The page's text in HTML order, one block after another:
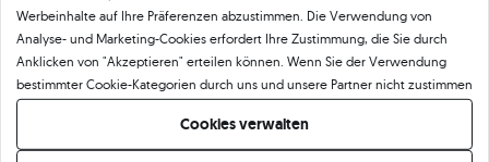
Parameter Beschreibung Mehr Fotos und Videos anfordern
Produktkategorie
Armbänder mit AnhängerArmbänder Gold
Werbeinhalte auf Ihre Präferenzen abzustimmen. Die Verwendung von
Analyse- und Marketing-Cookies erfordert Ihre Zustimmung, die Sie durch
Anklicken von "Akzeptieren" erteilen können. Wenn Sie der Verwendung
bestimmter Cookie-Kategorien durch uns und unsere Partner nicht zustimmen
möchten, klicken Sie auf "Lassen Sie mich wählen" und bestimmen Sie Ihre
Präferenzen. Sie können Ihre Zustimmung jederzeit widerrufen, indem Sie
Ihre Cookie-Einstellungen ändern.
Cookies verwalten